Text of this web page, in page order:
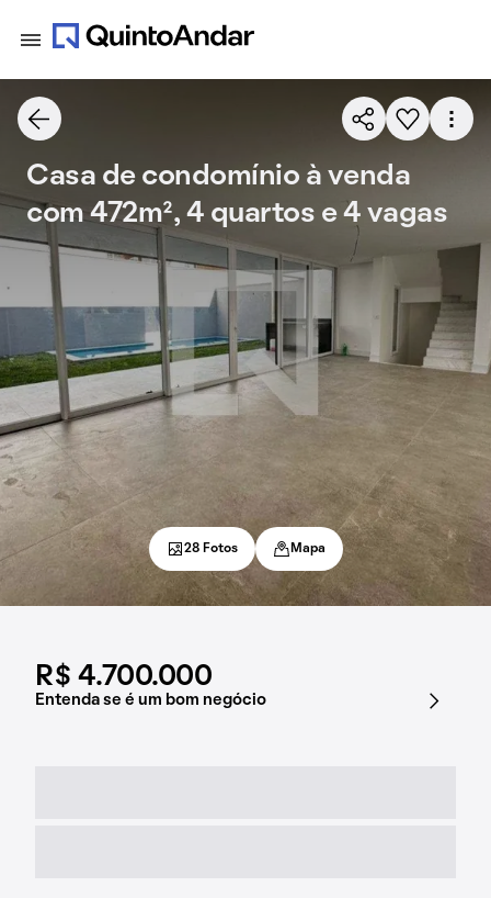
R$ 4.700.000
Entenda se é um bom negócio
Casa de condomínio à venda
com 472m², 4 quartos e 4 vagas
28 Fotos Mapa